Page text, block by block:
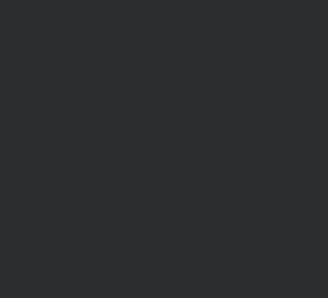
娘很Nice~訂房過程很客氣，地點離
可以慢慢散步走到城門附近拍照，附
房間插座蠻多的，對我這個外出會